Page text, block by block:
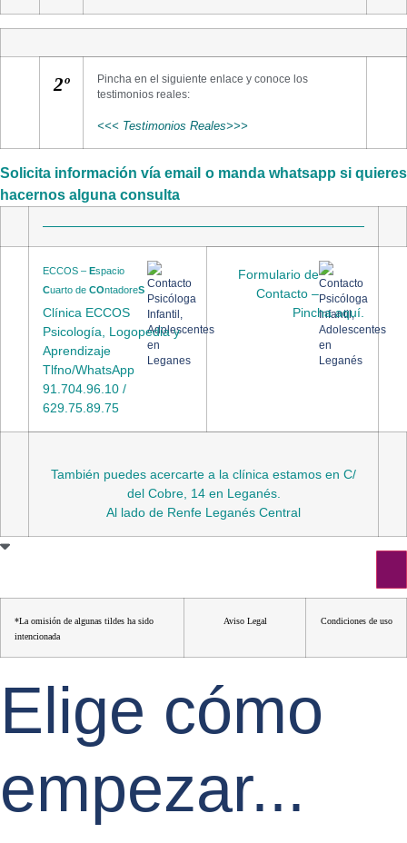
2º
Pincha en el siguiente enlace y conoce los
testimonios reales:
<<< Testimonios Reales>>>
Solicita información vía email o manda whatsapp si quieres
hacernos alguna consulta
ECCOS – Espacio
Cuarto de COntadoreS
Clínica ECCOS
Psicología, Logopedia y
Aprendizaje
Tlfno/WhatsApp
91.704.96.10 /
629.75.89.75
Formulario de
Contacto –
Pincha aquí.
También puedes acercarte a la clínica estamos en C/
del Cobre, 14 en Leganés.
Al lado de Renfe Leganés Central
*La omisión de algunas tildes ha sido
intencionada
Aviso Legal Condiciones de uso
Elige cómo
empezar...